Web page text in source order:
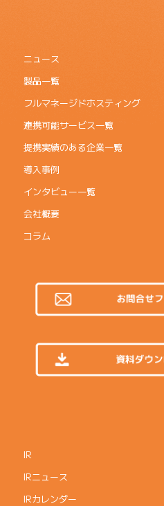
ニュース
製品一覧
フルマネージドホスティング
連携可能サービス一覧
提携実績のある企業一覧
導入事例
インタビュー一覧
会社概要
コラム
IR
IRニュース
IRカレンダー